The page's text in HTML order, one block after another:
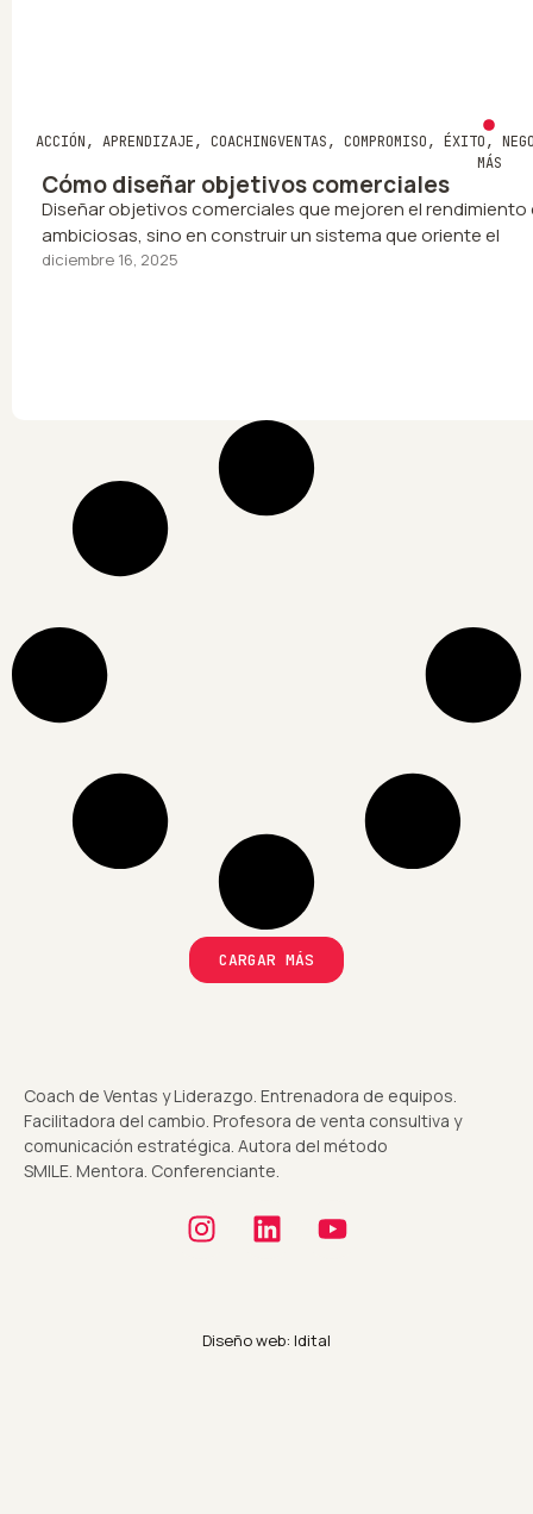
ACCIÓN, APRENDIZAJE, COACHINGVENTAS, COMPROMISO, ÉXITO,
MÁS
Cómo diseñar objetivos comerciales
Diseñar objetivos comerciales que mejoren el
ambiciosas, sino en construir un sistema que oriente el
diciembre 16, 2025
CARGAR MÁS
Coach de Ventas y Liderazgo. Entrenadora de equipos.
Facilitadora del cambio. Profesora de venta consultiva y
comunicación estratégica. Autora del método
SMILE. Mentora. Conferenciante.
Diseño web: Idital